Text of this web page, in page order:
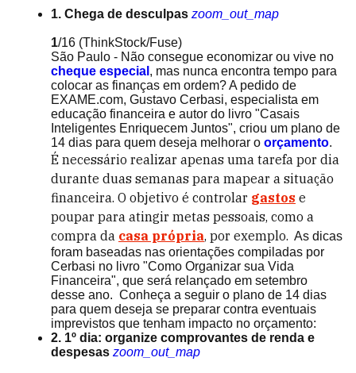
1. Chega de desculpas zoom_out_map
1/16 (ThinkStock/Fuse)
São Paulo - Não consegue economizar ou vive no
cheque especial , mas nunca encontra tempo para
colocar as finanças em ordem? A pedido de
EXAME.com, Gustavo Cerbasi, especialista em
educação financeira e autor do livro "Casais
Inteligentes Enriquecem Juntos", criou um plano de
14 dias para quem deseja melhorar o orçamento.
É necessário realizar apenas uma tarefa por dia
durante duas semanas para mapear a situação
financeira. O objetivo é controlar gastos e
poupar para atingir metas pessoais, como a
compra da casa própria, por exemplo. As dicas
foram baseadas nas orientações compiladas por
Cerbasi no livro "Como Organizar sua Vida
Financeira", que será relançado em setembro
desse ano. Conheça a seguir o plano de 14 dias
para quem deseja se preparar contra eventuais
imprevistos que tenham impacto no orçamento:
2. 1º dia: organize comprovantes de renda e
despesas zoom_out_map